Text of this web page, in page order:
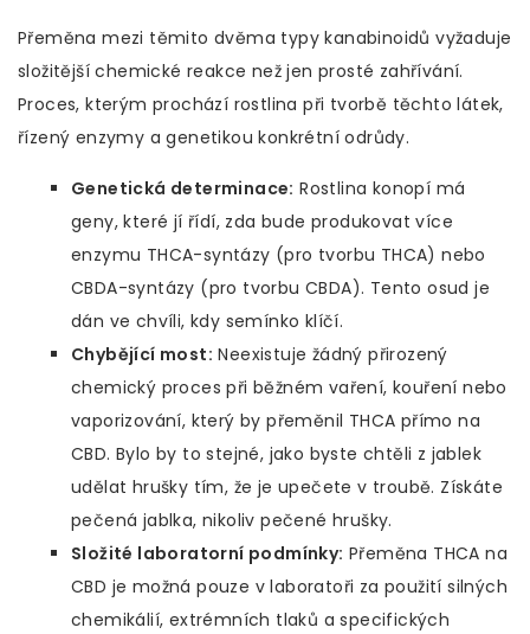
Přeměna mezi těmito dvěma typy kanabinoidů vyžaduje
složitější chemické reakce než jen prosté zahřívání.
Proces, kterým prochází rostlina při tvorbě těchto látek,
řízený enzymy a genetikou konkrétní odrůdy.
Genetická determinace: Rostlina konopí má
geny, které jí řídí, zda bude produkovat více
enzymu THCA-syntázy (pro tvorbu THCA) nebo
CBDA-syntázy (pro tvorbu CBDA). Tento osud je
dán ve chvíli, kdy semínko klíčí.
Chybějící most: Neexistuje žádný přirozený
chemický proces při běžném vaření, kouření nebo
vaporizování, který by přeměnil THCA přímo na
CBD. Bylo by to stejné, jako byste chtěli z jablek
udělat hrušky tím, že je upečete v troubě. Získáte
pečená jablka, nikoliv pečené hrušky.
Složité laboratorní podmínky: Přeměna THCA na
CBD je možná pouze v laboratoři za použití silných
chemikálií, extrémních tlaků a specifických